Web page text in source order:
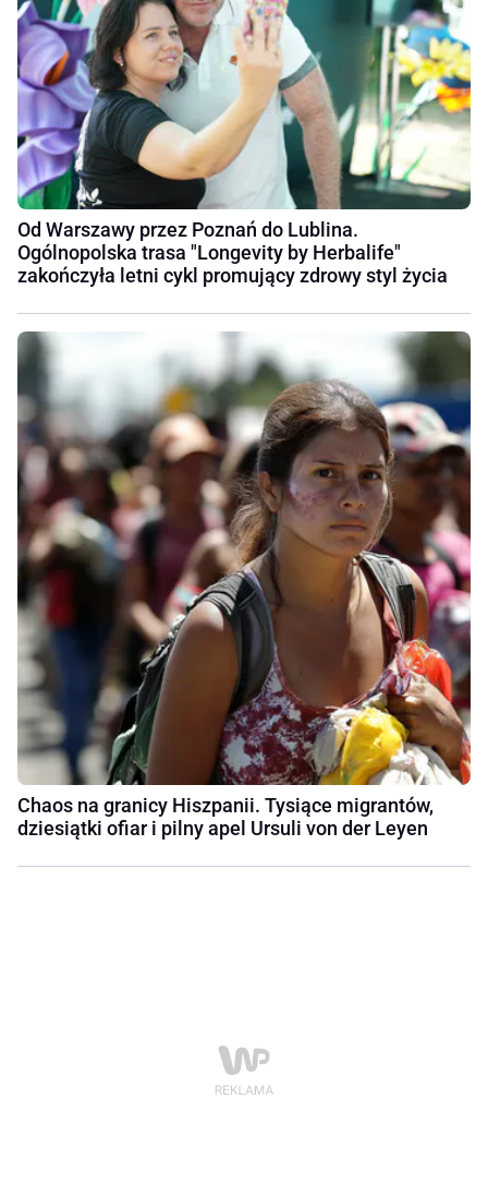
Od Warszawy przez Poznań do Lublina.
Ogólnopolska trasa "Longevity by Herbalife"
zakończyła letni cykl promujący zdrowy styl życia
Chaos na granicy Hiszpanii. Tysiące migrantów,
dziesiątki ofiar i pilny apel Ursuli von der Leyen